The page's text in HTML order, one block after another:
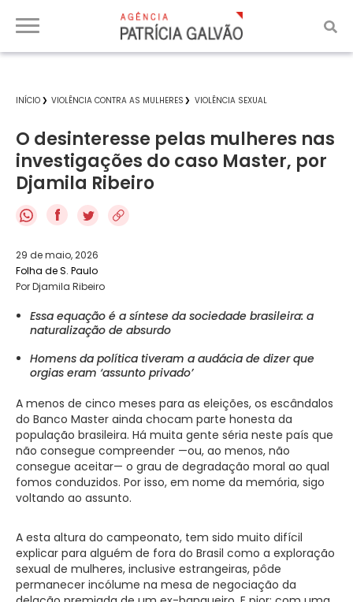
INÍCIO VIOLÊNCIA CONTRA AS MULHERES VIOLÊNCIA SEXUAL
O desinteresse pelas mulheres nas
investigações do caso Master, por
Djamila Ribeiro
f
29 de maio, 2026
Folha de S. Paulo
Por Djamila Ribeiro
Essa equação é a síntese da sociedade brasileira: a
naturalização de absurdo
Homens da política tiveram a audácia de dizer que
orgias eram ‘assunto privado’
A menos de cinco meses para as eleições, os escândalos
do Banco Master ainda chocam parte honesta da
população brasileira. Há muita gente séria neste país que
não consegue compreender —ou, ao menos, não
consegue aceitar— o grau de degradação moral ao qual
fomos conduzidos. Por isso, em nome da memória, sigo
voltando ao assunto.
A esta altura do campeonato, tem sido muito difícil
explicar para alguém de fora do Brasil como a exploração
sexual de mulheres, inclusive estrangeiras, pôde
permanecer incólume na mesa de negociação da